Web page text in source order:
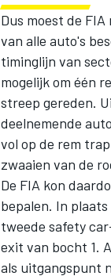
Dus moest de
van alle auto's
timinglijn van
mogelijk om één
streep gereden.
deelnemende
vol op de rem
zwaaien van de
De FIA kon
bepalen. In
tweede safety
exit van bocht 1.
als uitgangspunt